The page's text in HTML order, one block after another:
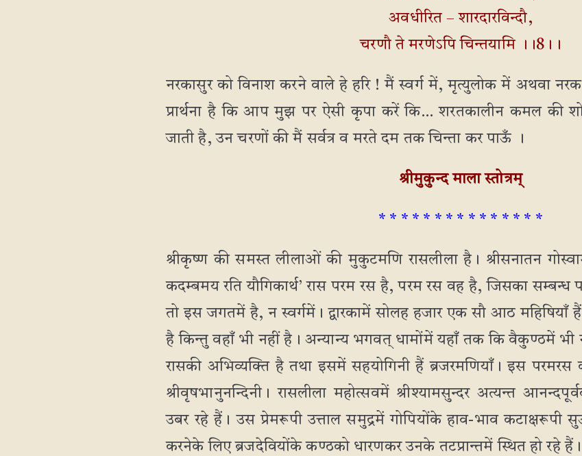
अवधीरित – शारदारविन्दौ,
चरणौ ते मरणेऽपि चिन्तयामि ।।8।।
नरकासुर को विनाश करने वाले हे हरि ! मैं स्वर्ग में, मृत्युलोक में अथवा
प्रार्थना है कि आप मुझ पर ऐसी कृपा करें कि… शरतकालीन कमल की
जाती है, उन चरणों की मैं सर्वत्र व मरते दम तक चिन्ता कर पाऊँ ।
श्रीमुकुन्द माला स्तोत्रम्
* * * * * * * * * * * * * * *
श्रीकृष्ण की समस्त लीलाओं की मुकुटमणि रासलीला है। श्रीसनातन
कदम्बमय रति यौगिकार्थ’ रास परम रस है, परम रस वह है, जिसका सम्बन्ध
तो इस जगतमें है, न स्वर्गमें। द्वारकामें सोलह हजार एक सौ आठ महिषियाँ
है किन्तु वहाँ भी नहीं है। अन्यान्य भगवत् धामोंमें यहाँ तक कि वैकुण्ठमें भी
रासकी अभिव्यक्ति है तथा इसमें सहयोगिनी हैं ब्रजरमणियाँ। इस
श्रीवृषभानुनन्दिनी। रासलीला महोत्सवमें श्रीश्यामसुन्दर अत्यन्त
उबर रहे हैं। उस प्रेमरूपी उत्ताल समुद्रमें गोपियोंके हाव-भाव कटाक्षरूपी
करनेके लिए ब्रजदेवियोंके कण्ठको धारणकर उनके तटप्रान्तमें स्थित हो रहे हैं।